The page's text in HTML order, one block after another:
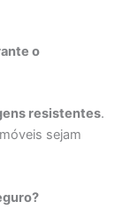
o
resistentes.
sejam